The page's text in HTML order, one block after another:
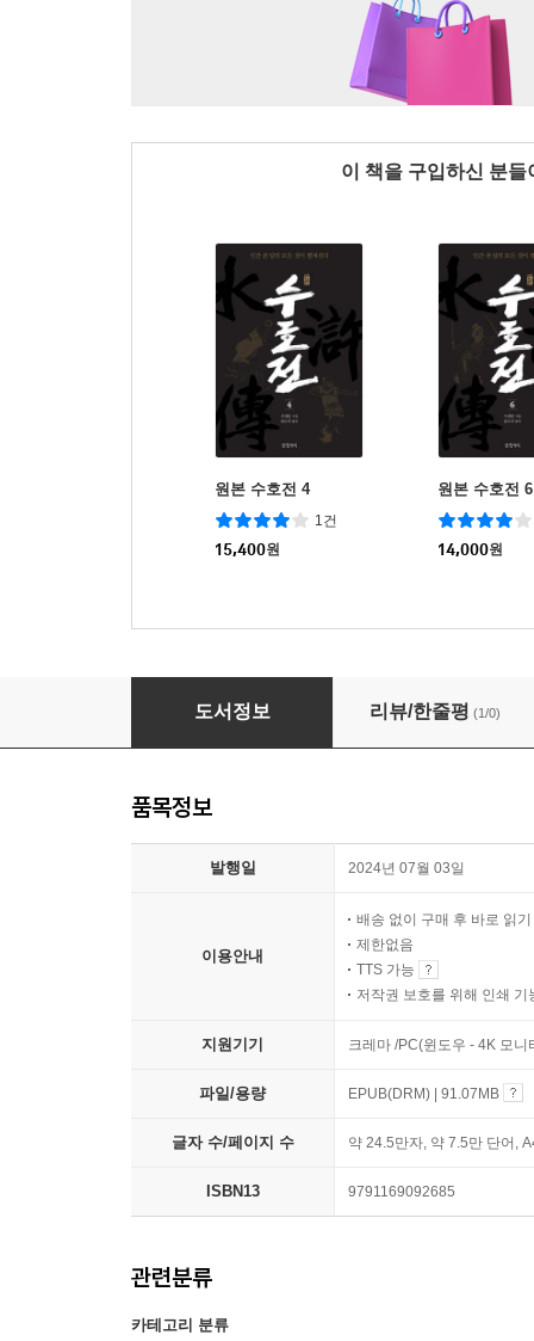
이 책을 구입하신 분
원본 수호전 4
1건
15,400원
원본 수호전 6
14,000원
원본 수호전 5
도서정보 리뷰/한줄평 (1/0)
품목정보
발행일 2024년 07월 03일
이용안내
배송 없이 구매 후 바로 읽기
제한없음
TTS 가능
저작권 보호를 위해 인쇄 기
지원기기 크레마 /PC(윈도우 - 4K 모
파일/용량 EPUB(DRM) | 91.07MB
글자 수/페이지 수 약 24.5만자, 약 7.5만 단어,
ISBN13 9791169092685
관련분류
카테고리 분류